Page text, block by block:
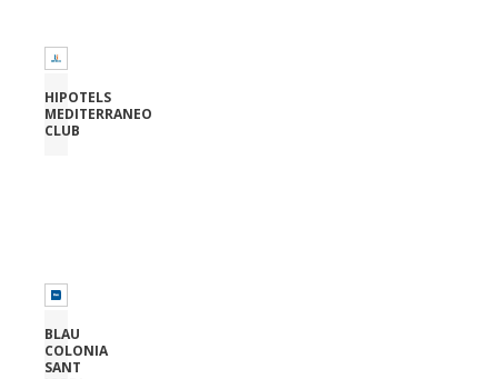
HIPOTELS
MEDITERRANEO
CLUB
BLAU
COLONIA
SANT